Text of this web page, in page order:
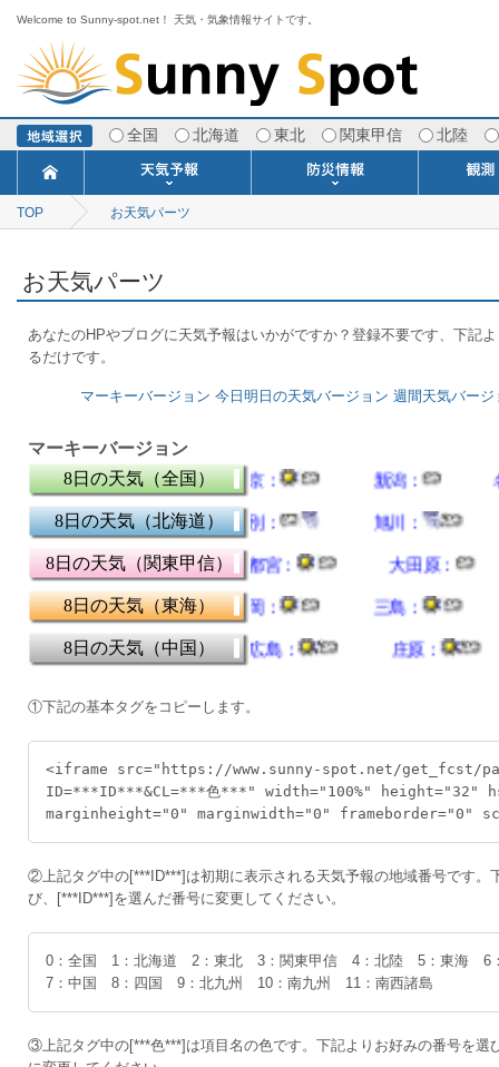
Welcome to Sunny-spot.net！ 天気・気象情報サイトです。
全国 北海道 東北 関東甲信 北陸
TOPICS
分布予報
今日明日の天気
ポイント予報
週間天気予報
1ヶ月予報
3ヶ月予報
寒・暖候期予報
世界の天気
海上予報
TOP お天気パーツ
お天気パーツ
あなたのHPやブログに天気予報はいかがですか？登録不要です、下記
るだけです。
マーキーバージョン 今日明日の天気バージョン 週間天気バージ
マーキーバージョン
①下記の基本タグをコピーします。
<iframe src="https://www.sunny-spot.net/get_fcst/
ID=***ID***&CL=***色***" width="100%" height="32"
marginheight="0" marginwidth="0" frameborder="0"
②上記タグ中の[***ID***]は初期に表示される天気予報の地域番号です。
び、[***ID***]を選んだ番号に変更してください。
0：全国 1：北海道 2：東北 3：関東甲信 4：北陸 5：東海
7：中国 8：四国 9：北九州 10：南九州 11：南西諸島
③上記タグ中の[***色***]は項目名の色です。下記よりお好みの番号を選